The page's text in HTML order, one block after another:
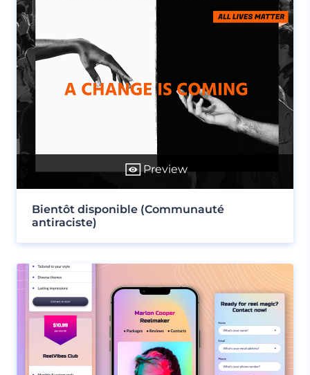
Preview
Bientôt disponible (Communauté
antiraciste)